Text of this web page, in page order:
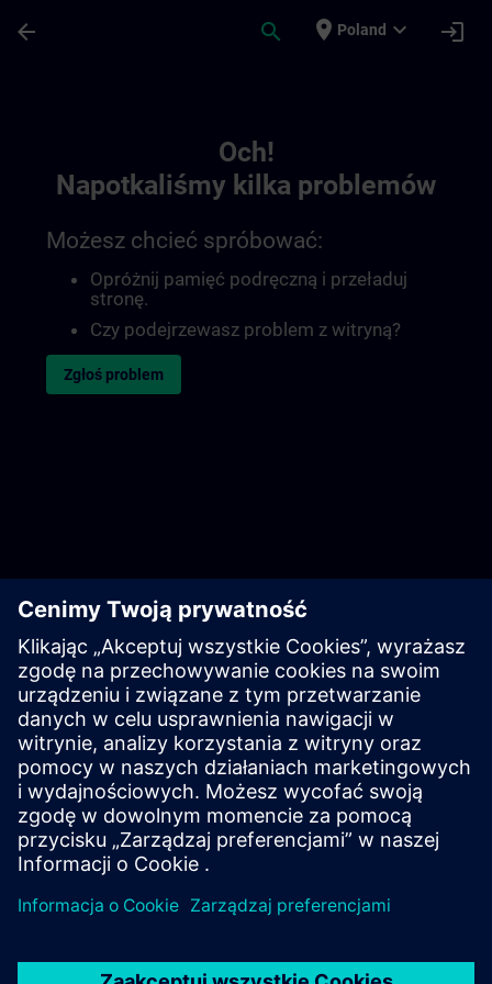
arrow_back search place Poland expand_more login
Och!
Napotkaliśmy kilka problemów
Możesz chcieć spróbować:
Opróżnij pamięć podręczną i przeładuj
stronę.
Czy podejrzewasz problem z witryną?
Zgłoś problem